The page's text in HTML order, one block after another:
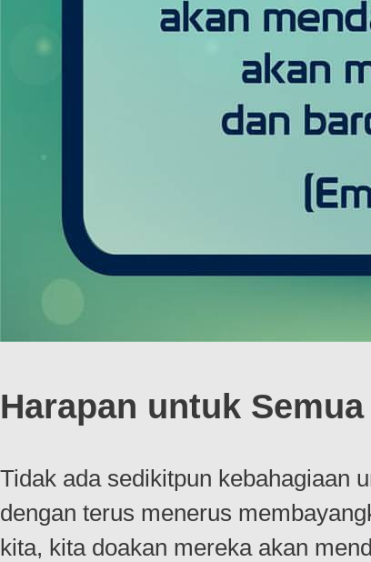
Harapan untuk
Tidak ada sedikitpun kebahagiaan
dengan terus menerus
kita, kita doakan mereka akan